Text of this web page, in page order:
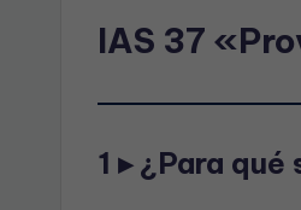
IAS 37
1 ▸ ¿Para qué